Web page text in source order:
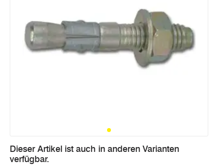
Dieser Artikel ist auch in anderen Varianten
verfügbar.